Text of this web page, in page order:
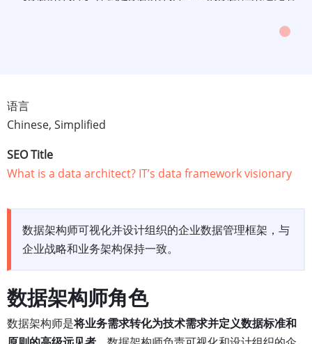
语言
Chinese, Simplified
SEO Title
What is a data architect? IT’s data framework visionary
数据架构师可视化并设计组织的企业数据管理框架，与
企业战略和业务架构保持一致。
数据架构师角色
数据架构师是将业务需求转化为技术需求并定义数据标准和